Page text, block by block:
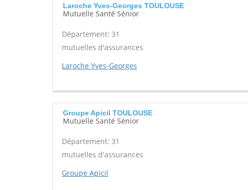
Laroche Yves-Georges TOULOUSE
Mutuelle Santé Sénior
Département: 31
mutuelles d'assurances
Laroche Yves-Georges
Groupe Apicil TOULOUSE
Mutuelle Santé Sénior
Département: 31
mutuelles d'assurances
Groupe Apicil